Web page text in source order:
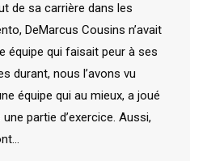
de sa carrière dans les
DeMarcus Cousins n’avait
équipe qui faisait peur à ses
durant, nous l’avons vu
équipe qui au mieux, a joué
partie d’exercice. Aussi,